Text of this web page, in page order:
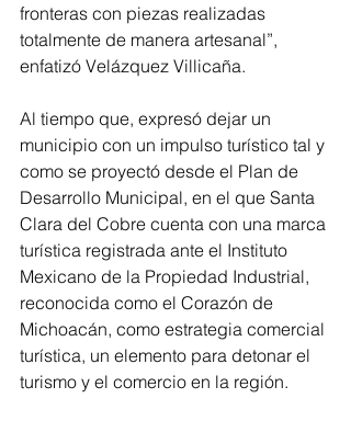
fronteras con piezas realizadas
totalmente de manera artesanal”,
enfatizó Velázquez Villicaña.
Al tiempo que, expresó dejar un
municipio con un impulso turístico tal y
como se proyectó desde el Plan de
Desarrollo Municipal, en el que Santa
Clara del Cobre cuenta con una marca
turística registrada ante el Instituto
Mexicano de la Propiedad Industrial,
reconocida como el Corazón de
Michoacán, como estrategia comercial
turística, un elemento para detonar el
turismo y el comercio en la región.